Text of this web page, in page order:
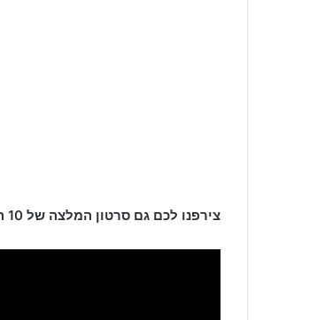
צירפנו לכם גם סרטון המלצה של 10 המלונות הכל כלול הכי טובים שיש באנטליה: